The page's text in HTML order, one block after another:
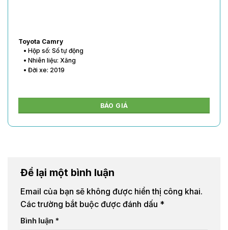
Toyota Vios
• Hộp số: Số tự động
• Nhiên liệu: Xăng
• Đời xe: 2020
BÁO GIÁ
Để lại một bình luận
Email của bạn sẽ không được hiển thị công khai.
Các trường bắt buộc được đánh dấu *
Bình luận *